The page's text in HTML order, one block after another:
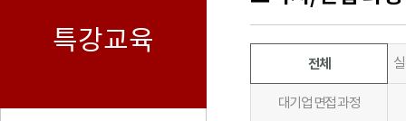
특강교육
전체
대기업 면접 과정